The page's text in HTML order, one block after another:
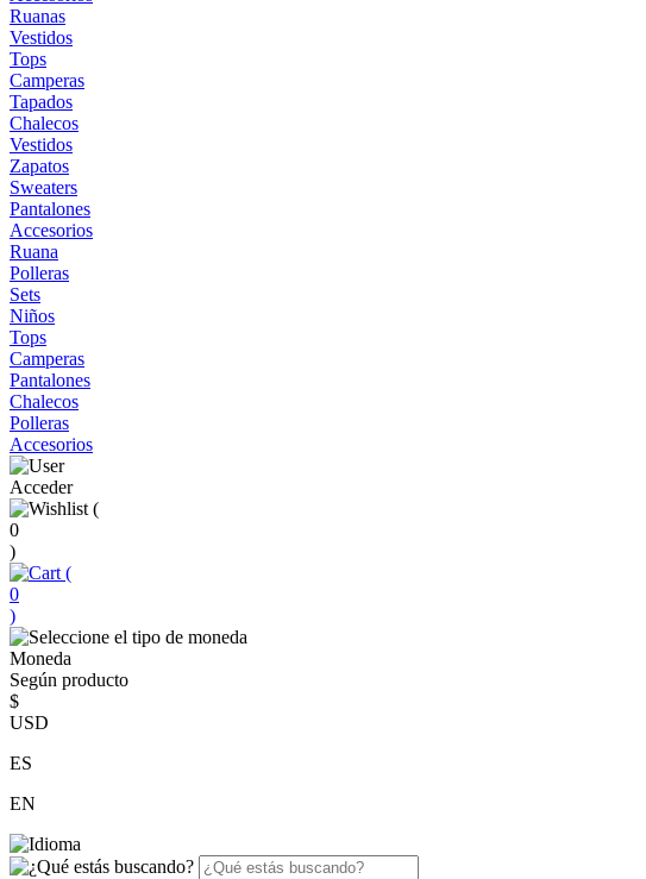
Ruanas
Vestidos
Tops
Camperas
Tapados
Chalecos
Vestidos
Zapatos
Sweaters
Pantalones
Accesorios
Ruana
Polleras
Sets
Niños
Tops
Camperas
Pantalones
Chalecos
Polleras
Accesorios
Acceder
(
0
)
(
0
)
Moneda
Según producto
$
USD
ES
EN